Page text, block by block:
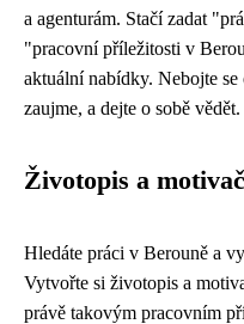
a agenturám. Stačí zadat
"pracovní příležitosti v
aktuální nabídky. Nebojte
zaujme, a dejte o sobě vědět.
Životopis a
Hledáte práci v Berouně a
Vytvořte si životopis a
právě takovým pracovním